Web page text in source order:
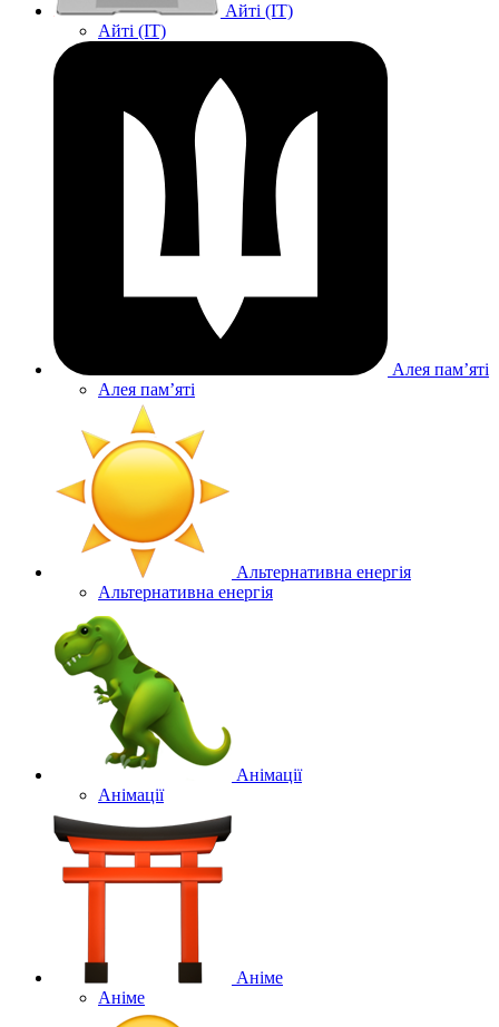
Айті (IT)
Айті (IT)
Алея памʼяті
Алея памʼяті
Альтернативна енергія
Альтернативна енергія
Анімації
Анімації
Аніме
Аніме